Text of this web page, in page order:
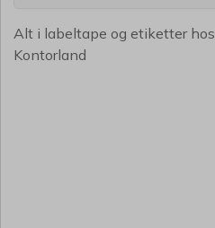
Alt i labeltape og etiketter hos
Kontorland